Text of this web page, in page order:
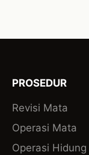
PROSEDUR
Revisi Mata
Operasi Mata
Operasi Hidung